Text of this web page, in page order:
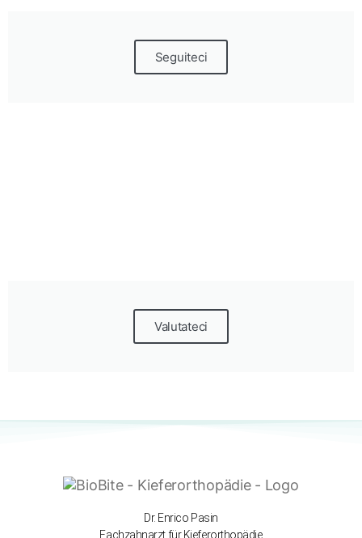
Seguiteci
Valutateci
Dr. Enrico Pasin
Fachzahnarzt für Kieferorthopädie